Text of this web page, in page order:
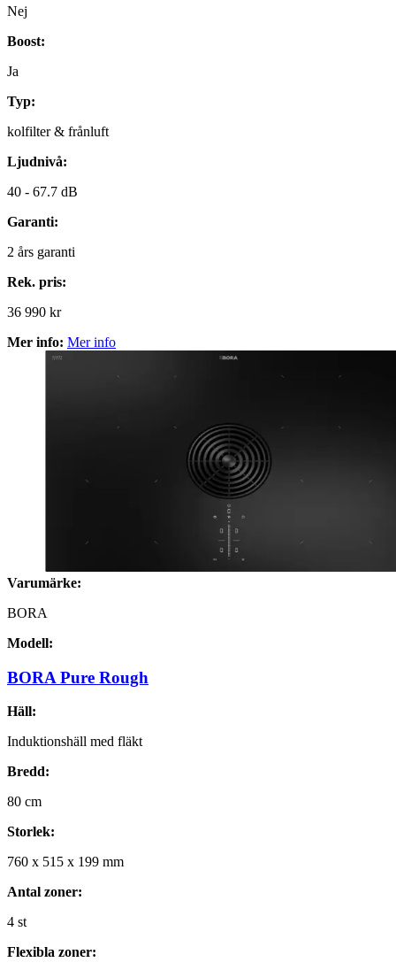
Nej
Boost:
Ja
Typ:
kolfilter & frånluft
Ljudnivå:
40 - 67.7 dB
Garanti:
2 års garanti
Rek. pris:
36 990 kr
Mer info: Mer info
Varumärke:
BORA
Modell:
BORA Pure Rough
Häll:
Induktionshäll med fläkt
Bredd:
80 cm
Storlek:
760 x 515 x 199 mm
Antal zoner:
4 st
Flexibla zoner: